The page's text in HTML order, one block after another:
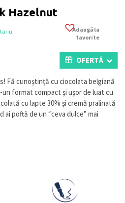
Hazelnut
Adaugă la
favorite
OFERTĂ
Fă cunoștință cu ciocolata belgiană
format compact și ușor de luat cu
cu lapte 30% și cremă pralinată
poftă de un “ceva dulce” mai